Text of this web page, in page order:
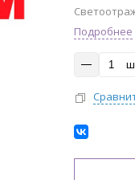
Подробнее